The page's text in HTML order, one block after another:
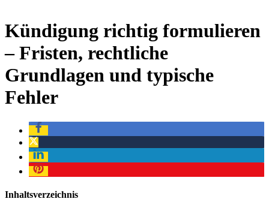
Kündigung richtig formulieren
– Fristen, rechtliche
Grundlagen und typische
Fehler
Inhaltsverzeichnis